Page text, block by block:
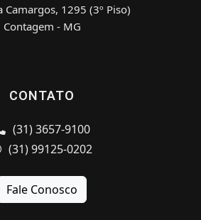
Camargos, 1295 (3º Piso)
Contagem - MG
CONTATO
(31) 3657-9100
(31) 99125-0202
Fale Conosco